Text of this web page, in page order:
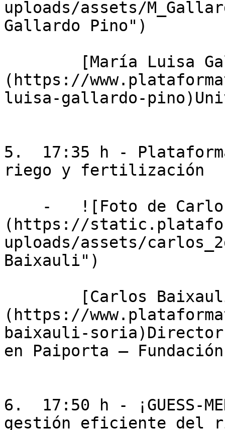
uploads/assets/
Gallardo Pino")
(https://
luisa-gallardo-
5.  17:35 h -
riego y fertilización
(https://
uploads/assets/
Baixauli")
(https://
baixauli-soria)Director
en Paiporta — Fundación
6.  17:50 h - ¡GUESS-
gestión eficiente del